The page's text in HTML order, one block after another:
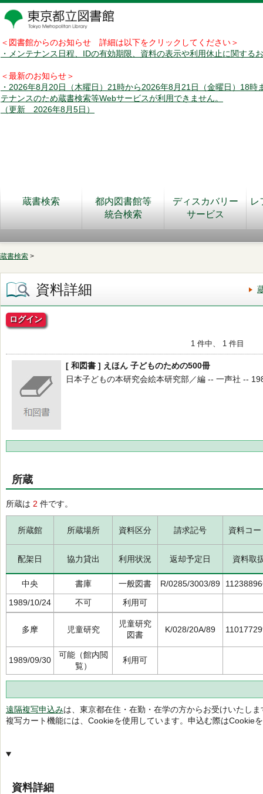
＜図書館からのお知らせ 詳細は以下をクリックしてください＞
・メンテナンス日程、IDの有効期限、資料の表示や利用休止に関する
＜最新のお知らせ＞
・2026年8月20日（木曜日）21時から2026年8月21日（金曜日）18時
テナンスのため蔵書検索等Webサービスが利用できません。
（更新 2026年8月5日）
蔵書検索
都内図書館等
統合検索
ディスカバリー
サービス
レ
蔵書検索 >
資料詳細
ログイン
1 件中、 1 件目
[ 和図書 ] えほん 子どものための500冊
日本子どもの本研究会絵本研究部／編 -- 一声社 --
所蔵
所蔵は 2 件です。
所蔵館 所蔵場所 資料区分 請求記号 資料コー
配架日 協力貸出 利用状況 返却予定日 資料取
中央 書庫 一般図書 R/0285/3003/89
1989/10/24
不可 利用可
多摩 児童研究
児童研究
図書
K/028/20A/89
1989/09/30
可能（館内閲
覧）
利用可
遠隔複写申込みは、東京都在住・在勤・在学の方からお受けいたしま
複写カート機能には、Cookieを使用しています。申込む際はCookie
資料詳細